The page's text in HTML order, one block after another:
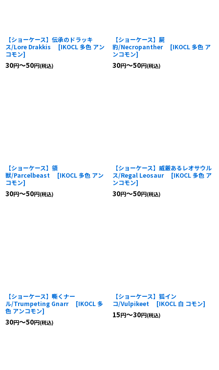
【ショーケース】伝承のドラッキ
ス/Lore Drakkis
[IKOCL 多色 アン
コモン]
30円～50円(税込)
【ショーケース】屍
豹/Necropanther
[IKOCL 多色 ア
ンコモン]
30円～50円(税込)
【ショーケース】領
獣/Parcelbeast
[IKOCL 多色 アン
コモン]
30円～50円(税込)
【ショーケース】威厳あるレオサウル
ス/Regal Leosaur
[IKOCL 多色 ア
ンコモン]
30円～50円(税込)
【ショーケース】嘶くナー
ル/Trumpeting Gnarr
[IKOCL 多
色 アンコモン]
30円～50円(税込)
【ショーケース】狐イン
コ/Vulpikeet
[IKOCL 白 コモン]
15円～30円(税込)